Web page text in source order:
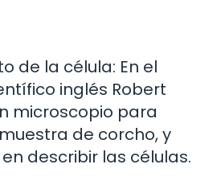
de la célula: En el
inglés Robert
microscopio para
de corcho, y
describir las células.